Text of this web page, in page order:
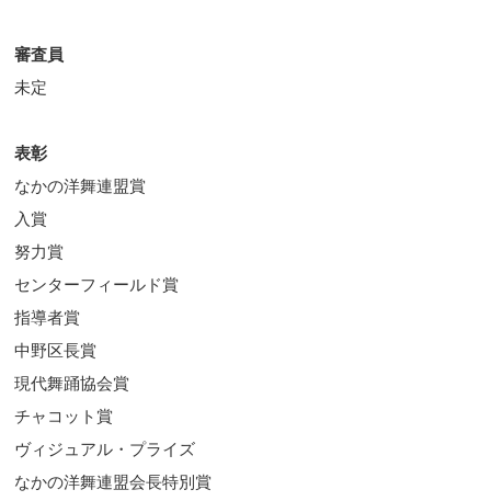
審査員
未定
表彰
なかの洋舞連盟賞
入賞
努力賞
センターフィールド賞
指導者賞
中野区長賞
現代舞踊協会賞
チャコット賞
ヴィジュアル・プライズ
なかの洋舞連盟会長特別賞